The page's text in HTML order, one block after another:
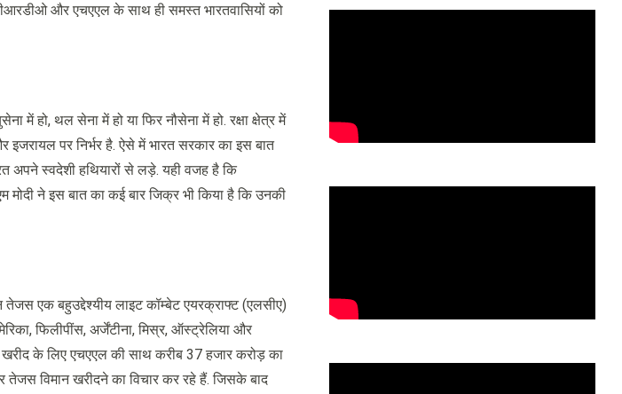
और एचएएल के साथ ही समस्त भारतवासियों को
में हो, थल सेना में हो या फिर नौसेना में हो. रक्षा क्षेत्र में
पर निर्भर है. ऐसे में भारत सरकार का इस बात
अपने स्वदेशी हथियारों से लड़े. यही वजह है कि
ने इस बात का कई बार जिक्र भी किया है कि उनकी
एक बहुउद्देश्यीय लाइट कॉम्बेट एयरक्राफ्ट (एलसीए)
फिलीपींस, अर्जेंटीना, मिस्र, ऑस्ट्रेलिया और
खरीद के लिए एचएएल की साथ करीब 37 हजार करोड़ का
तेजस विमान खरीदने का विचार कर रहे हैं. जिसके बाद